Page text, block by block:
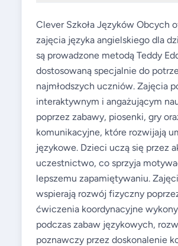
Clever Szkoła Języków Obcych
zajęcia języka angielskiego dla
są prowadzone metodą Teddy
dostosowaną specjalnie do
najmłodszych uczniów. Zajęcia
interaktywnym i angażującym
poprzez zabawy, piosenki, gry
komunikacyjne, które rozwijają
językowe. Dzieci uczą się przez
uczestnictwo, co sprzyja
lepszemu zapamiętywaniu.
wspierają rozwój fizyczny
ćwiczenia koordynacyjne
podczas zabaw językowych,
poznawczy przez doskonalenie